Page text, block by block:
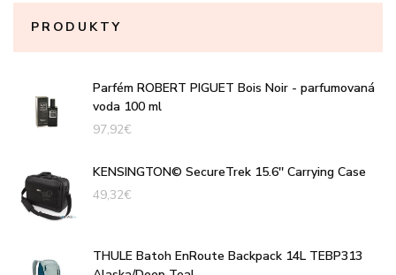
PRODUKTY
Parfém ROBERT PIGUET Bois Noir - parfumovaná
voda 100 ml
97,92€
KENSINGTON© SecureTrek 15.6'' Carrying Case
49,32€
THULE Batoh EnRoute Backpack 14L TEBP313